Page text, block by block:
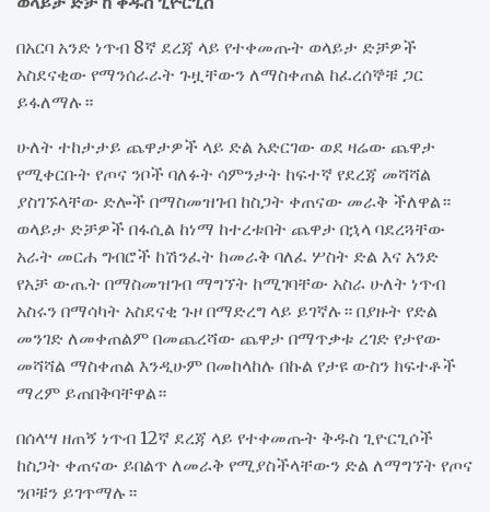
በአርባ አንድ ነጥብ 8ኛ ደረጃ ላይ የተቀመጡት ወላይታ ድቻዎች
አስደናቂው የማንሰራራት ጉዟቸውን ለማስቀጠል ከፈረሰኞቹ ጋር
ይፋለማሉ።
ሁለት ተከታታይ ጨዋታዎች ላይ ድል አድርገው ወደ ዛሬው ጨዋታ
የሚቀርቡት የጦና ንቦች ባለፉት ሳምንታት ከፍተኛ የደረጃ መሻሻል
ያስገኙላቸው ድሎች በማስመዝገብ ከስጋት ቀጠናው መራቅ ችለዋል።
ወላይታ ድቻዎች በፋሲል ከነማ ከተረቱበት ጨዋታ በኋላ ባደረጓቸው
አራት መርሐ ግብሮች ከሽንፈት ከመራቅ ባለፈ ሦስት ድል እና አንድ
የአቻ ውጤት በማስመዝገብ ማግኘት ከሚገባቸው አስራ ሁለት ነጥብ
አስሩን በማሳካት አስደናቂ ጉዞ በማድረግ ላይ ይገኛሉ። በያዙት የድል
መንገድ ለመቀጠልም በመጨረሻው ጨዋታ በማጥቃቱ ረገድ የታየው
መሻሻል ማስቀጠል እንዲሁም በመከላከሉ በኩል የታዩ ውስን ክፍተቶች
ማረም ይጠበቅባቸዋል።
በሰላሣ ዘጠኝ ነጥብ 12ኛ ደረጃ ላይ የተቀመጡት ቅዱስ ጊዮርጊሶች
ከስጋት ቀጠናው ይበልጥ ለመራቅ የሚያስችላቸውን ድል ለማግኘት የጦና
ንቦቹን ይገጥማሉ።